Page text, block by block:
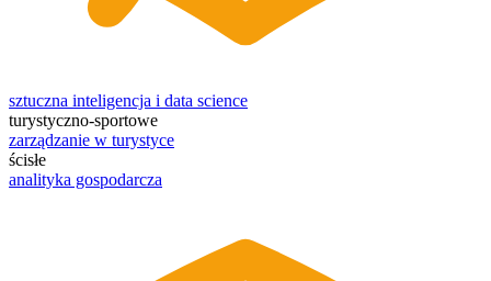
sztuczna inteligencja i data science
turystyczno-sportowe
zarządzanie w turystyce
ścisłe
analityka gospodarcza